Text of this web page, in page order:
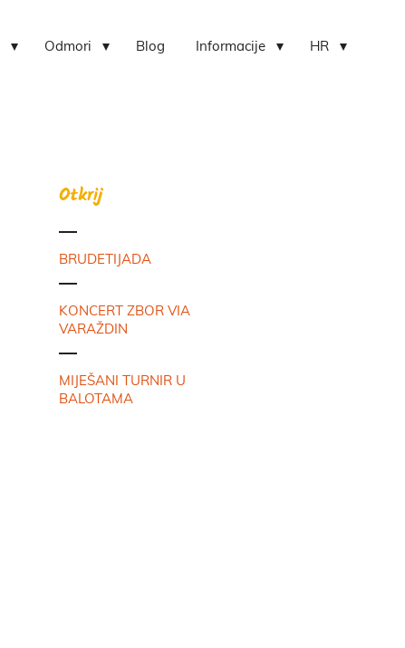
Odmori Blog Informacije HR
Otkrij
BRUDETIJADA
KONCERT ZBOR VIA
VARAŽDIN
MIJEŠANI TURNIR U
BALOTAMA